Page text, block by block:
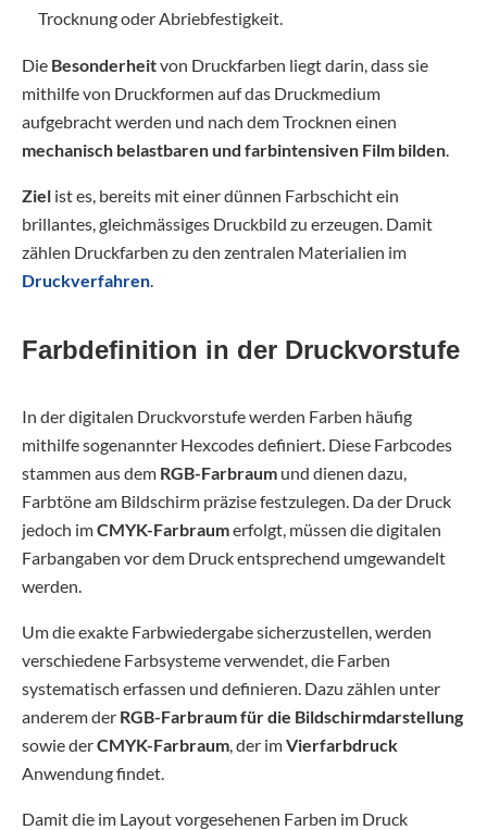
Trocknung oder Abriebfestigkeit.
Die Besonderheitvon Druckfarben liegt darin, dass sie
mithilfe von Druckformen auf das Druckmedium
aufgebracht werden und nach dem Trocknen einen
mechanisch belastbaren und farbintensiven Film bilden.
Ziel ist es, bereits mit einer dünnen Farbschicht ein
brillantes, gleichmässiges Druckbild zu erzeugen. Damit
zählen Druckfarben zu den zentralen Materialien im
Druckverfahren.
Farbdefinition in der Druckvorstufe
In der digitalen Druckvorstufe werden Farben häufig
mithilfe sogenannter Hexcodes definiert. Diese Farbcodes
stammen aus dem RGB-Farbraum und dienen dazu,
Farbtöne am Bildschirm präzise festzulegen. Da der Druck
jedoch imCMYK-Farbraumerfolgt, müssen die digitalen
Farbangaben vor dem Druck entsprechend umgewandelt
werden.
Um die exakte Farbwiedergabe sicherzustellen, werden
verschiedene Farbsysteme verwendet, die Farben
systematisch erfassen und definieren. Dazu zählen unter
anderem der RGB-Farbraum für die Bildschirmdarstellung
sowie derCMYK-Farbraum, der imVierfarbdruck
Anwendung findet.
Damit die im Layout vorgesehenen Farben im Druck